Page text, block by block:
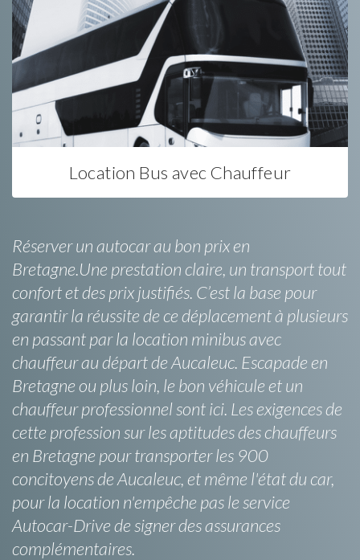
Location Bus avec Chauffeur
Réserver un autocar au bon prix en
Bretagne.Une prestation claire, un transport tout
confort et des prix justifiés. C’est la base pour
garantir la réussite de ce déplacement à plusieurs
en passant par la location minibus avec
chauffeur au départ de Aucaleuc. Escapade en
Bretagne ou plus loin, le bon véhicule et un
chauffeur professionnel sont ici. Les exigences de
cette profession sur les aptitudes des chauffeurs
en Bretagne pour transporter les 900
concitoyens de Aucaleuc, et même l'état du car,
pour la location n'empêche pas le service
Autocar-Drive de signer des assurances
complémentaires.